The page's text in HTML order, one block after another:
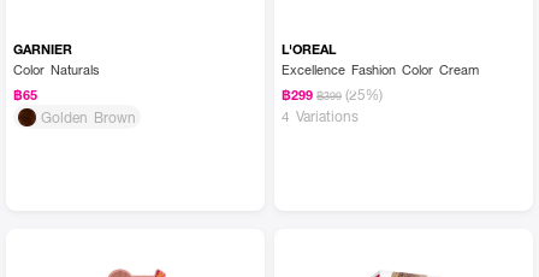
GARNIER
Color Naturals
฿65
Golden Brown
L'OREAL
Excellence Fashion Color Cream
฿299 ฿399 (25%)
4 Variations